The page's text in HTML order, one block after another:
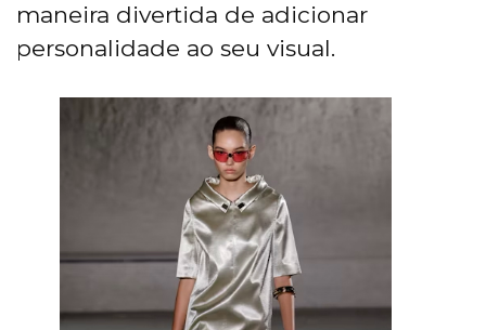
maneira divertida de adicionar
personalidade ao seu visual.